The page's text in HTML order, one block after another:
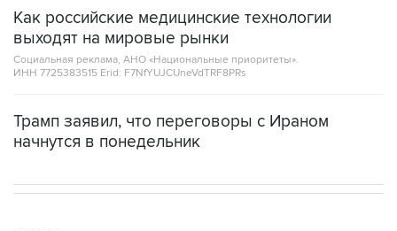
Как российские медицинские технологии
выходят на мировые рынки
Социальная реклама, АНО «Национальные приоритеты».
ИНН 7725383515 Erid: F7NfYUJCUneVdTRF8PRs
Трамп заявил, что переговоры с Ираном
начнутся в понедельник